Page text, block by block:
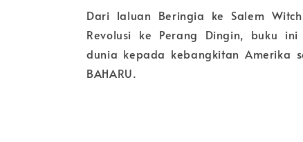
Dari laluan Beringia ke Salem
Revolusi ke Perang Dingin, buku ini
dunia kepada kebangkitan Amerika
BAHARU.